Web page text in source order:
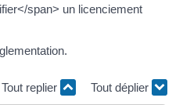
span> un licenciement
Tout replier Tout déplier